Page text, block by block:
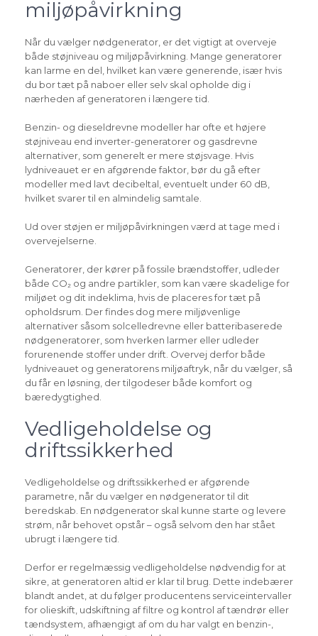
miljøpåvirkning
Når du vælger nødgenerator, er det vigtigt at overveje
både støjniveau og miljøpåvirkning. Mange generatorer
kan larme en del, hvilket kan være generende, især hvis
du bor tæt på naboer eller selv skal opholde dig i
nærheden af generatoren i længere tid.
Benzin- og dieseldrevne modeller har ofte et højere
støjniveau end inverter-generatorer og gasdrevne
alternativer, som generelt er mere støjsvage. Hvis
lydniveauet er en afgørende faktor, bør du gå efter
modeller med lavt decibeltal, eventuelt under 60 dB,
hvilket svarer til en almindelig samtale.
Ud over støjen er miljøpåvirkningen værd at tage med i
overvejelserne.
Generatorer, der kører på fossile brændstoffer, udleder
både CO₂ og andre partikler, som kan være skadelige for
miljøet og dit indeklima, hvis de placeres for tæt på
opholdsrum. Der findes dog mere miljøvenlige
alternativer såsom solcelledrevne eller batteribaserede
nødgeneratorer, som hverken larmer eller udleder
forurenende stoffer under drift. Overvej derfor både
lydniveauet og generatorens miljøaftryk, når du vælger, så
du får en løsning, der tilgodeser både komfort og
bæredygtighed.
Vedligeholdelse og
driftssikkerhed
Vedligeholdelse og driftssikkerhed er afgørende
parametre, når du vælger en nødgenerator til dit
beredskab. En nødgenerator skal kunne starte og levere
strøm, når behovet opstår – også selvom den har stået
ubrugt i længere tid.
Derfor er regelmæssig vedligeholdelse nødvendig for at
sikre, at generatoren altid er klar til brug. Dette indebærer
blandt andet, at du følger producentens serviceintervaller
for olieskift, udskiftning af filtre og kontrol af tændrør eller
tændsystem, afhængigt af om du har valgt en benzin-,